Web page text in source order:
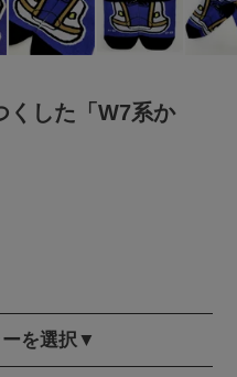
くした「W7系か
を選択▼